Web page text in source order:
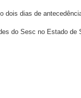
dias de
do Sesc no Estado de